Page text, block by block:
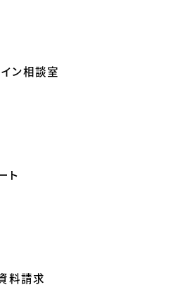
ン相談室
ト
料請求